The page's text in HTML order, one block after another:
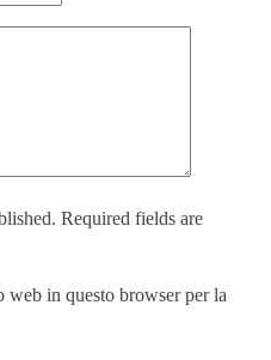
Required fields are
web in questo browser per la